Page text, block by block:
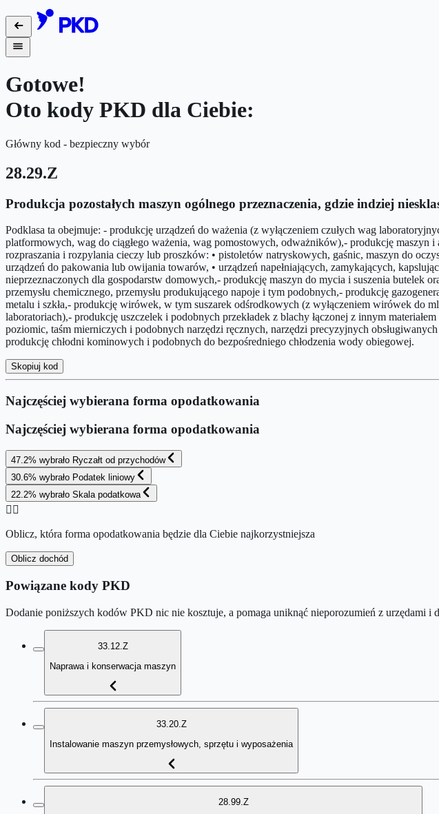
Gotowe!
Oto kody PKD dla Ciebie:
Główny kod - bezpieczny wybór
28.29.Z
Produkcja pozostałych maszyn ogólnego przeznaczenia, gdzie indziej
Podklasa ta obejmuje: - produkcję urządzeń do ważenia (z wyłączeniem czułych wag
platformowych, wag do ciągłego ważenia, wag pomostowych, odważników),- produkcję maszyn
rozpraszania i rozpylania cieczy lub proszków: • pistoletów natryskowych, gaśnic, maszyn do
urządzeń do pakowania lub owijania towarów, • urządzeń napełniających, zamykających,
nieprzeznaczonych dla gospodarstw domowych,- produkcję maszyn do mycia i suszenia
przemysłu chemicznego, przemysłu produkującego napoje i tym podobnych,- produkcję
metalu i szkła,- produkcję wirówek, w tym suszarek odśrodkowych (z wyłączeniem wirówek
laboratoriach),- produkcję uszczelek i podobnych przekładek z blachy łączonej z innym
poziomic, taśm mierniczych i podobnych narzędzi ręcznych, narzędzi precyzyjnych
produkcję chłodni kominowych i podobnych do bezpośredniego chłodzenia wody obiegowej.
Skopiuj kod
Najczęściej wybierana forma opodatkowania
Najczęściej wybierana forma opodatkowania
47.2% wybrało Ryczałt od przychodów
30.6% wybrało Podatek liniowy
22.2% wybrało Skala podatkowa
👉🏻
Oblicz, która forma opodatkowania będzie dla Ciebie najkorzystniejsza
Oblicz dochód
Powiązane kody PKD
Dodanie poniższych kodów PKD nic nie kosztuje, a pomaga uniknąć nieporozumień z urzędami
33.12.Z
Naprawa i konserwacja maszyn
33.20.Z
Instalowanie maszyn przemysłowych, sprzętu i wyposażenia
28.99.Z